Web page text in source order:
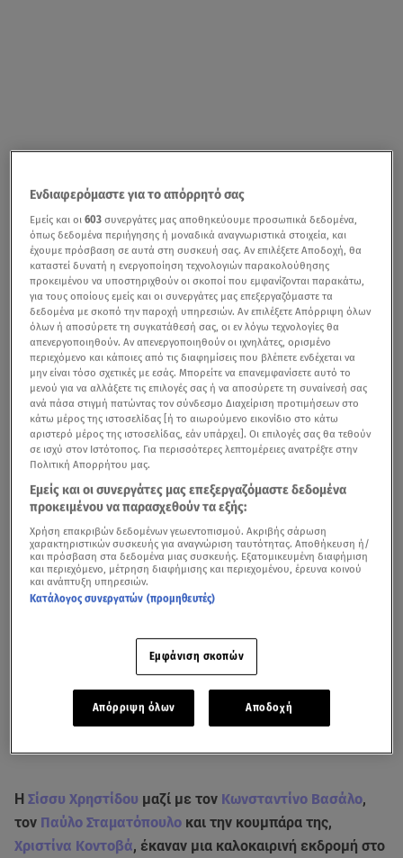
Η Σίσσυ Χρηστίδου μαζί με τον Κωνσταντίνο Βασάλο,
τον Παύλο Σταματόπουλο και την κουμπάρα της,
Χριστίνα Κοντοβά, έκαναν μια καλοκαιρινή εκδρομή στο
Ενδιαφερόμαστε για το απόρρητό σας
Εμείς και οι603 συνεργάτες μας αποθηκεύουμε προσωπικά δεδομένα,
όπως δεδομένα περιήγησης ή μοναδικά αναγνωριστικά στοιχεία, και
έχουμε πρόσβαση σε αυτά στη συσκευή σας. Αν επιλέξετε Αποδοχή, θα
καταστεί δυνατή η ενεργοποίηση τεχνολογιών παρακολούθησης
προκειμένου να υποστηριχθούν οι σκοποί που εμφανίζονται παρακάτω,
για τους οποίους εμείς και οι συνεργάτες μας επεξεργαζόμαστε τα
δεδομένα με σκοπό την παροχή υπηρεσιών. Αν επιλέξετε Απόρριψη όλων
όλων ή αποσύρετε τη συγκατάθεσή σας, οι εν λόγω τεχνολογίες θα
απενεργοποιηθούν. Αν απενεργοποιηθούν οι ιχνηλάτες, ορισμένο
περιεχόμενο και κάποιες από τις διαφημίσεις που βλέπετε ενδέχεται να
μην είναι τόσο σχετικές με εσάς. Μπορείτε να επανεμφανίσετε αυτό το
μενού για να αλλάξετε τις επιλογές σας ή να αποσύρετε τη συναίνεσή σας
ανά πάσα στιγμή πατώντας τον σύνδεσμο Διαχείριση προτιμήσεων στο
κάτω μέρος της ιστοσελίδας [ή το αιωρούμενο εικονίδιο στο κάτω
αριστερό μέρος της ιστοσελίδας, εάν υπάρχει]. Οι επιλογές σας θα τεθούν
σε ισχύ στον Ιστότοπος. Για περισσότερες λεπτομέρειες ανατρέξτε στην
Πολιτική Απορρήτου μας.
Εμείς και οι συνεργάτες μας επεξεργαζόμαστε δεδομένα
προκειμένου να παρασχεθούν τα εξής:
Χρήση επακριβών δεδομένων γεωεντοπισμού. Ακριβής σάρωση
χαρακτηριστικών συσκευής για αναγνώριση ταυτότητας. Αποθήκευση ή/
και πρόσβαση στα δεδομένα μιας συσκευής. Εξατομικευμένη διαφήμιση
και περιεχόμενο, μέτρηση διαφήμισης και περιεχομένου, έρευνα κοινού
και ανάπτυξη υπηρεσιών.
Κατάλογος συνεργατών (προμηθευτές)
Εμφάνιση σκοπών
Απόρριψη όλων Αποδοχή